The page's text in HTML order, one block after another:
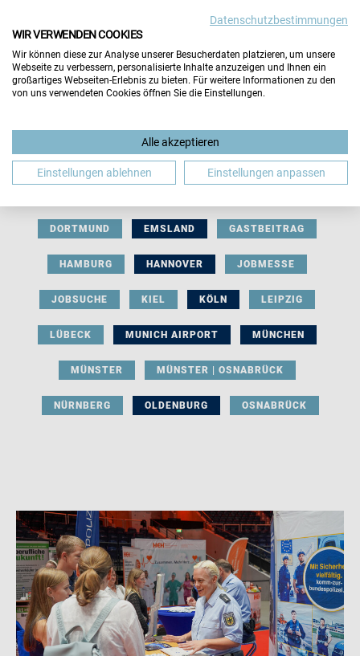
BERUFLICHE ORIENTIERUNG BEWERBUNG
DORTMUND EMSLAND GASTBEITRAG
HAMBURG HANNOVER JOBMESSE
JOBSUCHE KIEL KÖLN LEIPZIG
LÜBECK MUNICH AIRPORT MÜNCHEN
MÜNSTER MÜNSTER | OSNABRÜCK
NÜRNBERG OLDENBURG OSNABRÜCK
Datenschutzbestimmungen
WIR VERWENDEN COOKIES
Wir können diese zur Analyse unserer Besucherdaten platzieren, um unsere
Webseite zu verbessern, personalisierte Inhalte anzuzeigen und Ihnen ein
großartiges Webseiten-Erlebnis zu bieten. Für weitere Informationen zu den
von uns verwendeten Cookies öffnen Sie die Einstellungen.
Alle akzeptieren
Einstellungen ablehnen Einstellungen anpassen